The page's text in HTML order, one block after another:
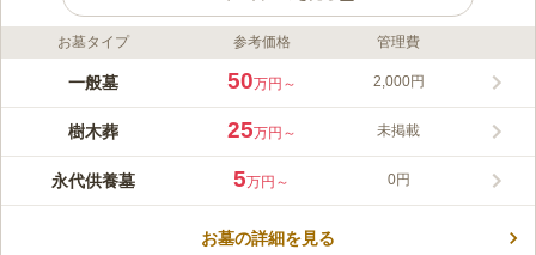
ライフドット編集部のコメント
小高い丘の上に位置しており、琵琶湖や大津を一望することがで
で、お花見を楽しむことができます。 墓域内はレンガ敷きにな
っており、歩きやすいように配慮されたバリアフリー設計です。
で約13分の好立地にあります。 車でお参りに行きたい方にもお
すすめです。
ごはんを食べるところが少ないので、お弁当を持参して、霊園内
お墓タイプ 参考価格 管理費
一般墓 50万円～ 2,000円
樹木葬 25万円～ 未掲載
永代供養墓 5万円～ 0円
お墓の詳細を見る